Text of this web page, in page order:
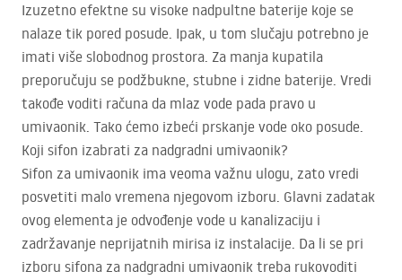
Izuzetno efektne su visoke nadpultne baterije koje se
nalaze tik pored posude. Ipak, u tom slučaju potrebno je
imati više slobodnog prostora. Za manja kupatila
preporučuju se podžbukne, stubne i zidne baterije. Vredi
takođe voditi računa da mlaz vode pada pravo u
umivaonik. Tako ćemo izbeći prskanje vode oko posude.
Koji sifon izabrati za nadgradni umivaonik?
Sifon za umivaonik ima veoma važnu ulogu, zato vredi
posvetiti malo vremena njegovom izboru. Glavni zadatak
ovog elementa je odvođenje vode u kanalizaciju i
zadržavanje neprijatnih mirisa iz instalacije. Da li se pri
izboru sifona za nadgradni umivaonik treba rukovoditi